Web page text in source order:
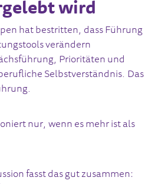
wird
hat bestritten, dass Führung
verändern
Prioritäten und
Selbstverständnis. Das
nur, wenn es mehr ist als
fasst das gut zusammen: